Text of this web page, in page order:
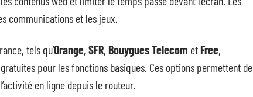
communications et les jeux.
tels qu’Orange, SFR, Bouygues Telecom etFree,
pour les fonctions basiques. Ces options permettent de
en ligne depuis le routeur.